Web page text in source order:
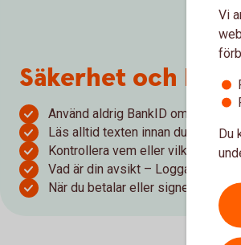
Säkerhet och
Använd aldrig BankID om någon
Läs alltid texten innan du loggar
Kontrollera vem eller vilket
Vad är din avsikt – Logga in,
När du betalar eller signerar –
Vi
Du